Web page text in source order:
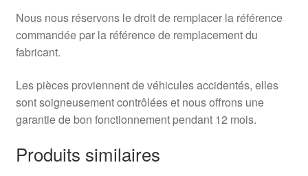
Nous nous réservons le droit de remplacer la référence
commandée par la référence de remplacement du
fabricant.
Les pièces proviennent de véhicules accidentés, elles
sont soigneusement contrôlées et nous offrons une
garantie de bon fonctionnement pendant 12 mois.
Produits similaires